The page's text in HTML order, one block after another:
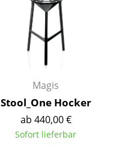
Magis
Stool_One Hocker
ab 440,00 €
Sofort lieferbar